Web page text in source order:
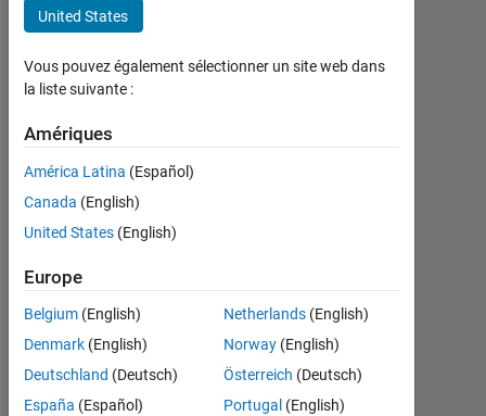
plus
de 4
y a
Actif
depuis
2019
0
Following:
0
Follow
United States
Vous pouvez également sélectionner un site web dans
la liste suivante :
Amériques
América Latina (Español)
Canada (English)
United States (English)
Europe
Belgium (English)
Denmark (English)
Deutschland (Deutsch)
España (Español)
Netherlands(English)
Norway(English)
Österreich (Deutsch)
Portugal (English)